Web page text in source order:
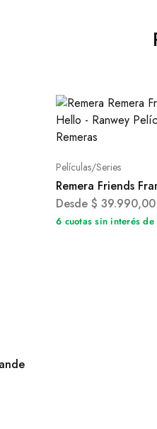
Películas/Series
Remera Friends
Desde $ 39.990,00
6 cuotas sin interés